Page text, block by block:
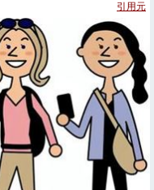
引用元